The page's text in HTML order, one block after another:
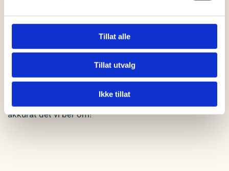
Tillat alle
Tillat utvalg
Ikke tillat
historie, og katalogen oppdages stadig av nye, unge
Når deLillos ruller inn på Trollrock med turneen «Mere
for flere», er det med et kruttsterkt liveband i toppform,
en enorm spilleglede og en låtkatalog som garanterer
gåsehud og allsang fra første tone. Vi blir stadig flere
akkurat det vi ber om!